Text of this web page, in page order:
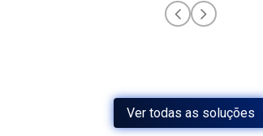
Ver todas as soluções